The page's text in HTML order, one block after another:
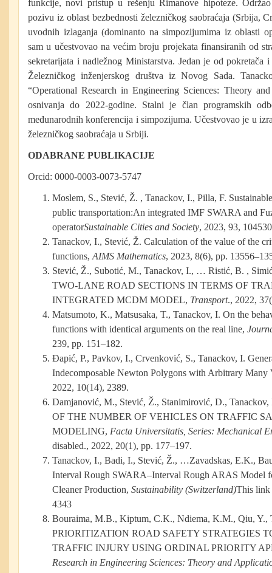
funkcije, novi pristup u rešenju Rimanove hipoteze.
pozivu iz oblast bezbednosti železničkog saobraćaja (Srbija,
uvodnih izlaganja (dominanto na simpozijumima iz oblasti
sam u učestvovao na većim broju projekata finansiranih od
sekretarijata i nadležnog Ministarstva. Jedan je od pokretača
Železničkog inženjerskog društva iz Novog Sada.
“Operational Research in Engineering Sciences: Theory
osnivanja do 2022-godine. Stalni je član programskih
međunarodnih konferencija i simpozijuma. Učestvovao je u
železničkog saobraćaja u Srbiji.
ODABRANE PUBLIKACIJE
Orcid: 0000-0003-0073-5747
Moslem, S., Stević, Ž. , Tanackov, I., Pilla, F.
public transportation:An integrated IMF SWARA and
operatorSustainable Cities and Society, 2023, 93, 104530
Tanackov, I., Stević, Ž. Calculation of the value of the
functions, AIMS Mathematics, 2023, 8(6), pp.
Stević, Ž., Subotić, M., Tanackov, I., … Ristić, B. ,
TWO-LANE ROAD SECTIONS IN TERMS OF
INTEGRATED MCDM MODEL, Transport., 2022,
Matsumoto, K., Matsusaka, T., Tanackov, I. On the
functions with identical arguments on the real line,
239, pp. 151–182.
Ðapić, P., Pavkov, I., Crvenković, S., Tanackov, I.
Indecomposable Newton Polygons with Arbitrary Many
2022, 10(14), 2389.
Damjanović, M., Stević, Ž., Stanimirović, D.,
OF THE NUMBER OF VEHICLES ON TRAFFIC
MODELING, Facta Universitatis, Series: Mechanical
disabled., 2022, 20(1), pp. 177–197.
Tanackov, I., Badi, I., Stević, Ž., …Zavadskas, E.K.,
Interval Rough SWARA–Interval Rough ARAS Model
Cleaner Production, Sustainability (Switzerland)This link
4343
Bouraima, M.B., Kiptum, C.K., Ndiema, K.M., Qiu, Y.,
PRIORITIZATION ROAD SAFETY STRATEGIES
TRAFFIC INJURY USING ORDINAL PRIORITY
Research in Engineering Sciences: Theory and